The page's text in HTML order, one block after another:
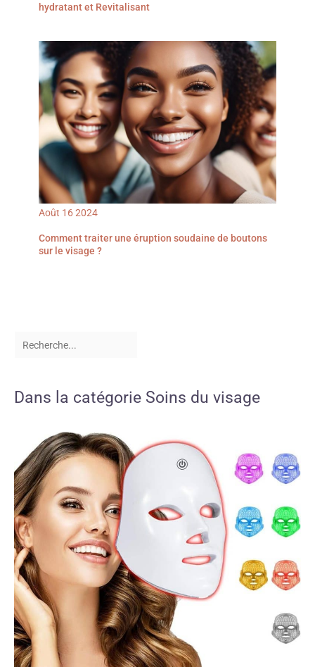
hydratant et Revitalisant
Août 162024
Comment traiter une éruption soudaine de boutons
sur le visage ?
Dans la catégorie Soins du visage